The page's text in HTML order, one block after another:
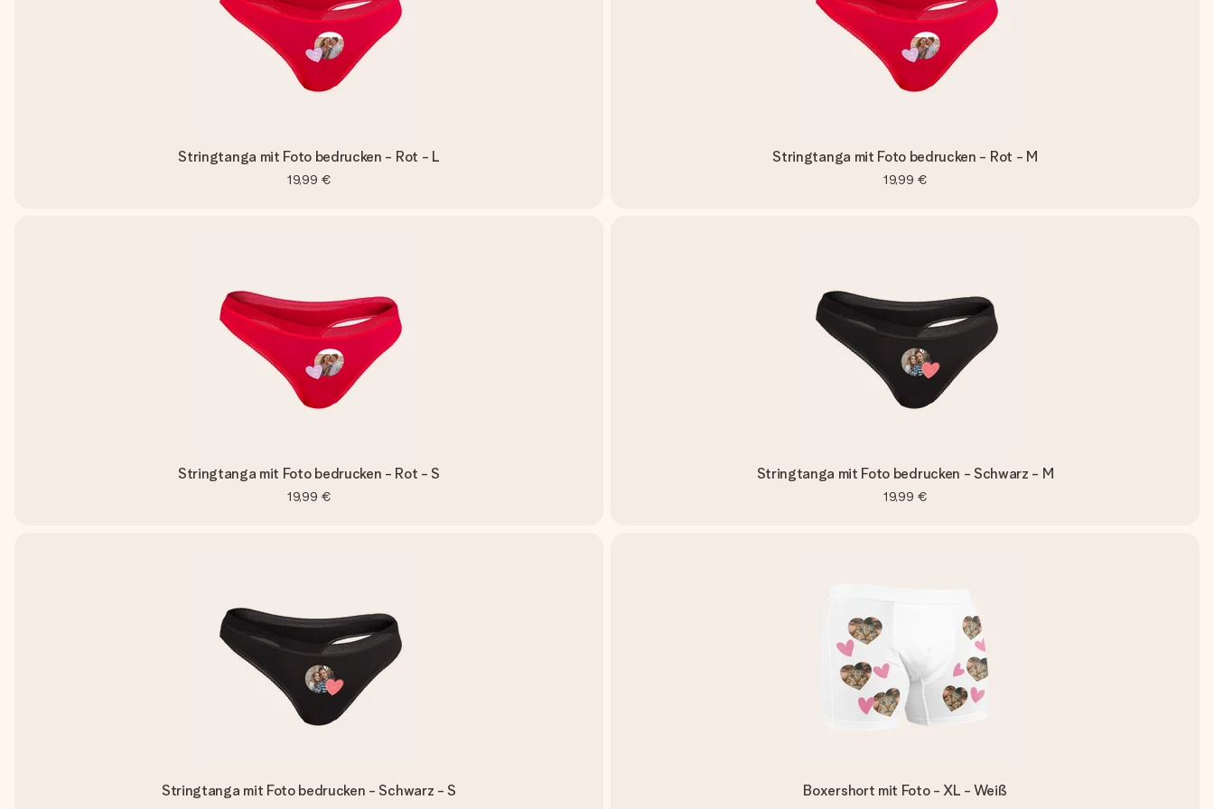
Stringtanga mit Foto bedrucken - Rot - L
19,99 €
Stringtanga mit Foto bedrucken - Rot - M
19,99 €
Stringtanga mit Foto bedrucken - Rot - S
19,99 €
Stringtanga mit Foto bedrucken - Schwarz - M
19,99 €
Stringtanga mit Foto bedrucken - Schwarz - S Boxershort mit Foto - XL - Weiß